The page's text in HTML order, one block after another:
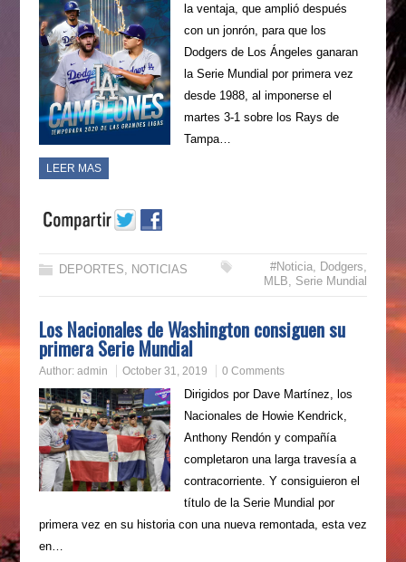
la ventaja, que amplió después
con un jonrón, para que los
Dodgers de Los Ángeles ganaran
la Serie Mundial por primera vez
desde 1988, al imponerse el
martes 3-1 sobre los Rays de
Tampa…
LEER MAS
DEPORTES NOTICIAS #Noticia Dodgers
MLB
Serie Mundial
Los Nacionales de Washington consiguen su
primera Serie Mundial
Author: admin October 31, 2019 0 Comments
Dirigidos por Dave Martínez, los
Nacionales de Howie Kendrick,
Anthony Rendón y compañía
completaron una larga travesía a
contracorriente. Y consiguieron el
título de la Serie Mundial por
primera vez en su historia con una nueva remontada, esta vez
en…